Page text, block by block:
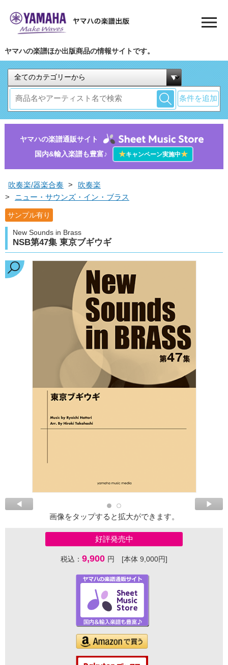
ヤマハの楽譜ほか出版商品の情報サイトです。
条件を追加
ヤマハの楽譜通販サイト
国内&輸入楽譜も豊富♪
★キャンペーン実施中★
吹奏楽/器楽合奏 >
吹奏楽
>
ニュー・サウンズ・イン・ブラス
サンプル有り
New Sounds in Brass
NSB第47集 東京ブギウギ
画像をタップすると拡大ができます。
好評発売中
税込： 9,900 円 [本体 9,000円]